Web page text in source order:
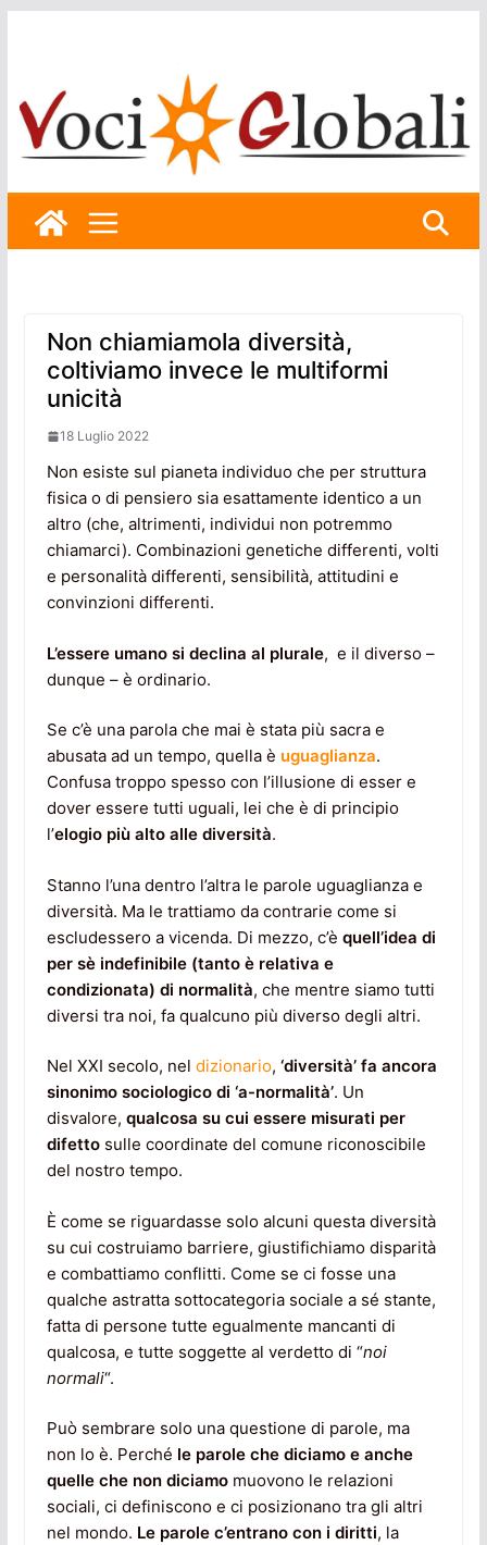
Non chiamiamola diversità,
coltiviamo invece le multiformi
unicità
18 Luglio 2022
Non esiste sul pianeta individuo che per struttura
fisica o di pensiero sia esattamente identico a un
altro (che, altrimenti, individui non potremmo
chiamarci). Combinazioni genetiche differenti, volti
e personalità differenti, sensibilità, attitudini e
convinzioni differenti.
L’essere umano si declina al plurale, e il diverso –
dunque – è ordinario.
Se c’è una parola che mai è stata più sacra e
abusata ad un tempo, quella è uguaglianza.
Confusa troppo spesso con l’illusione di esser e
dover essere tutti uguali, lei che è di principio
l’elogio più alto alle diversità.
Stanno l’una dentro l’altra le parole uguaglianza e
diversità. Ma le trattiamo da contrarie come si
escludessero a vicenda. Di mezzo, c’è quell’idea di
per sè indefinibile (tanto è relativa e
condizionata) di normalità, che mentre siamo tutti
diversi tra noi, fa qualcuno più diverso degli altri.
Nel XXI secolo, nel dizionario, ‘diversità’ fa ancora
sinonimo sociologico di ‘a-normalità’. Un
disvalore, qualcosa su cui essere misurati per
difettosulle coordinate del comune riconoscibile
del nostro tempo.
È come se riguardasse solo alcuni questa diversità
su cui costruiamo barriere, giustifichiamo disparità
e combattiamo conflitti. Come se ci fosse una
qualche astratta sottocategoria sociale a sé stante,
fatta di persone tutte egualmente mancanti di
qualcosa, e tutte soggette al verdetto di “noi
normali“.
Può sembrare solo una questione di parole, ma
non lo è. Perché le parole che diciamo e anche
quelle che non diciamomuovono le relazioni
sociali, ci definiscono e ci posizionano tra gli altri
nel mondo. Le parole c’entrano con i diritti, la